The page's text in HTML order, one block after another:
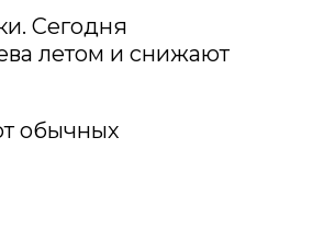
Сегодня
летом и снижают
обычных